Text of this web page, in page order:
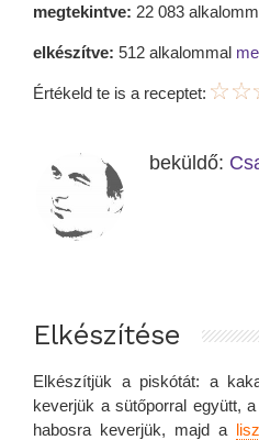
megtekintve: 22 083
elkészítve: 512 alkalommal
Értékeld te is a receptet:
beküldő:
Elkészítése
Elkészítjük a piskótát: a
keverjük a sütőporral együtt,
habosra keverjük, majd a